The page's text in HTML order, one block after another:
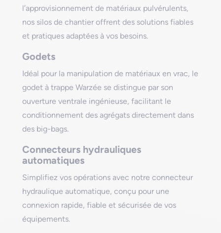
l’approvisionnement de matériaux pulvérulents,
nos silos de chantier offrent des solutions fiables
et pratiques adaptées à vos besoins.
Godets
Idéal pour la manipulation de matériaux en vrac, le
godet à trappe Warzée se distingue par son
ouverture ventrale ingénieuse, facilitant le
conditionnement des agrégats directement dans
des big-bags.
Connecteurs hydrauliques
automatiques
Simplifiez vos opérations avec notre connecteur
hydraulique automatique, conçu pour une
connexion rapide, fiable et sécurisée de vos
équipements.